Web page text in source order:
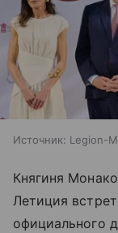
Источник: Legion-
Княгиня
Летиция
официального